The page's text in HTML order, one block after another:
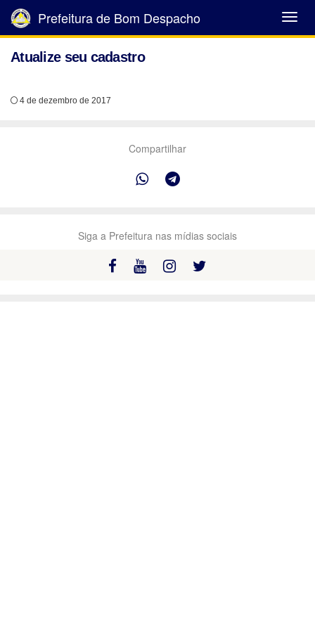
Abrir
Menu
Prefeitura de Bom Despacho
Atualize seu cadastro
4 de dezembro de 2017
Compartilhar
Siga a Prefeitura nas mídias sociais